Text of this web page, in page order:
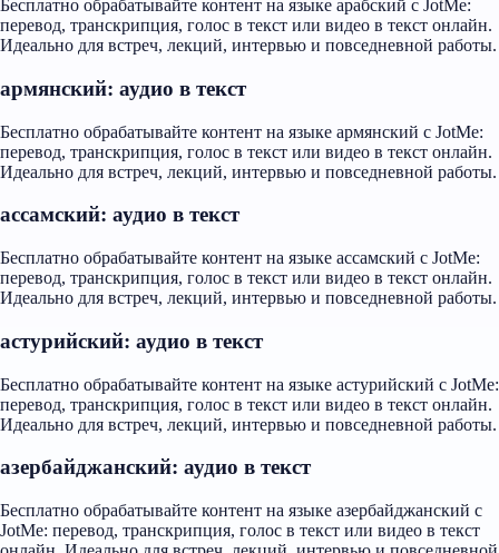
Бесплатно обрабатывайте контент на языке арабский с JotMe:
перевод, транскрипция, голос в текст или видео в текст онлайн.
Идеально для встреч, лекций, интервью и повседневной работы.
армянский: аудио в текст
Бесплатно обрабатывайте контент на языке армянский с JotMe:
перевод, транскрипция, голос в текст или видео в текст онлайн.
Идеально для встреч, лекций, интервью и повседневной работы.
ассамский: аудио в текст
Бесплатно обрабатывайте контент на языке ассамский с JotMe:
перевод, транскрипция, голос в текст или видео в текст онлайн.
Идеально для встреч, лекций, интервью и повседневной работы.
астурийский: аудио в текст
Бесплатно обрабатывайте контент на языке астурийский с JotMe:
перевод, транскрипция, голос в текст или видео в текст онлайн.
Идеально для встреч, лекций, интервью и повседневной работы.
азербайджанский: аудио в текст
Бесплатно обрабатывайте контент на языке азербайджанский с
JotMe: перевод, транскрипция, голос в текст или видео в текст